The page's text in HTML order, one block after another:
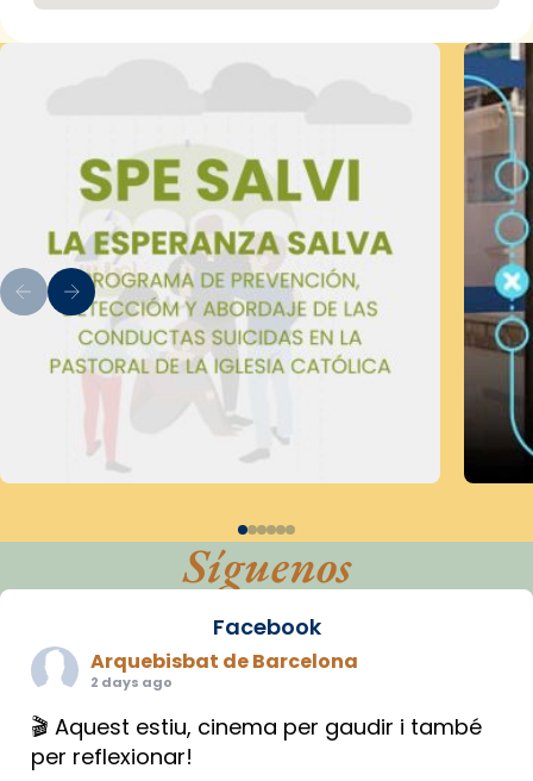
Síguenos
Facebook
Arquebisbat de Barcelona
2 days ago
🎬 Aquest estiu, cinema per gaudir i també
per reflexionar!